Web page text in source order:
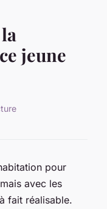
jeune
pour
avec les
fait réalisable.